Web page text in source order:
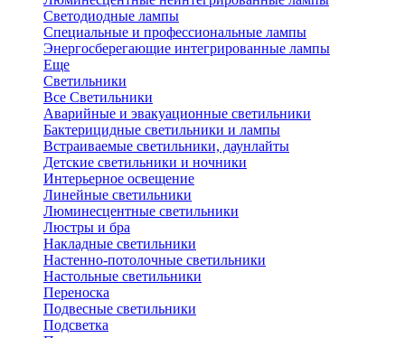
Светодиодные лампы
Специальные и профессиональные лампы
Энергосберегающие интегрированные лампы
Еще
Светильники
Все Светильники
Аварийные и эвакуационные светильники
Бактерицидные светильники и лампы
Встраиваемые светильники, даунлайты
Детские светильники и ночники
Интерьерное освещение
Линейные светильники
Люминесцентные светильники
Люстры и бра
Накладные светильники
Настенно-потолочные светильники
Настольные светильники
Переноска
Подвесные светильники
Подсветка